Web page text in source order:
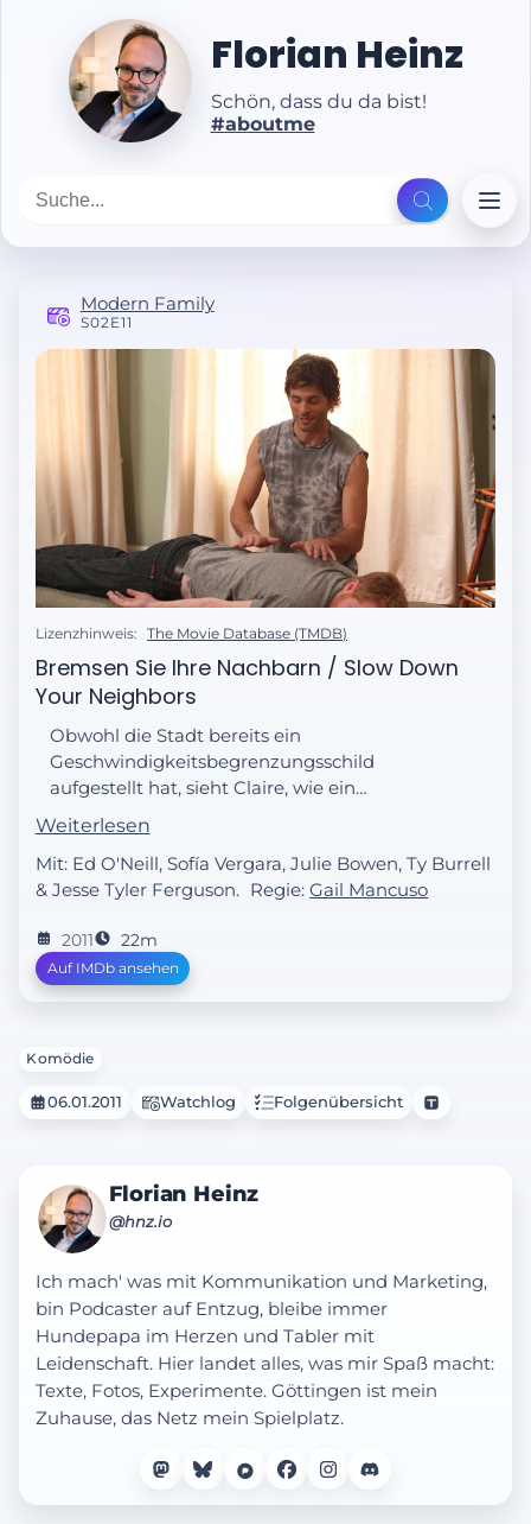
Florian Heinz
Schön, dass du da bist!
#aboutme
Modern Family
S02E11
Lizenzhinweis: The Movie Database (TMDB)
Bremsen Sie Ihre Nachbarn / Slow Down
Your Neighbors
Obwohl die Stadt bereits ein
Geschwindigkeitsbegrenzungsschild
aufgestellt hat, sieht Claire, wie ein
Sportwagen dieses missachtet. Claires
Kampf für das Speed-Limit beginnt.
Weiterlesen
Mit: Ed O'Neill, Sofía Vergara, Julie Bowen, Ty Burrell
& Jesse Tyler Ferguson. Regie:Gail Mancuso
2011 22m
Auf IMDb ansehen
Komödie
06.01.2011 Watchlog Folgenübersicht
Florian Heinz
@hnz.io
Ich mach' was mit Kommunikation und Marketing,
bin Podcaster auf Entzug, bleibe immer
Hundepapa im Herzen und Tabler mit
Leidenschaft. Hier landet alles, was mir Spaß macht:
Texte, Fotos, Experimente. Göttingen ist mein
Zuhause, das Netz mein Spielplatz.